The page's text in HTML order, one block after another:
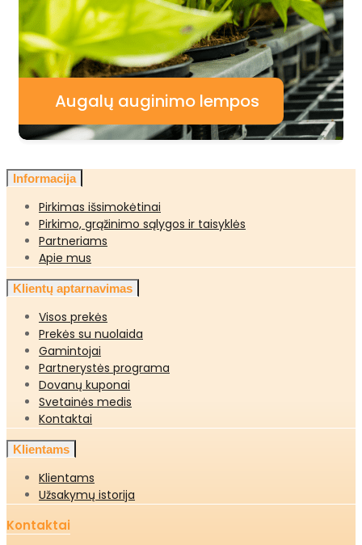
Augalų auginimo lempos
Informacija
Pirkimas išsimokėtinai
Pirkimo, grąžinimo sąlygos ir taisyklės
Partneriams
Apie mus
Klientų aptarnavimas
Visos prekės
Prekės su nuolaida
Gamintojai
Partnerystės programa
Dovanų kuponai
Svetainės medis
Kontaktai
Klientams
Klientams
Užsakymų istorija
Kontaktai